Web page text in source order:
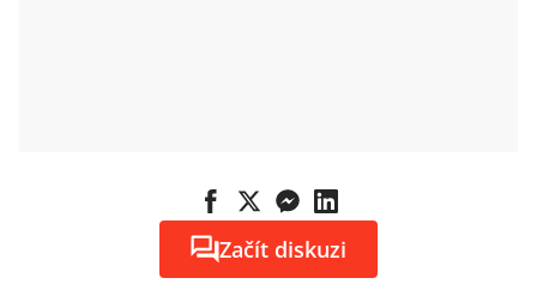
Začít diskuzi